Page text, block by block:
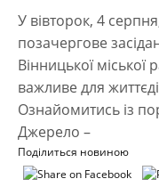
У вівторок, 4
позачергове
Вінницької міської
важливе для
Ознайомитись із
Джерело –
Поділиться новиною